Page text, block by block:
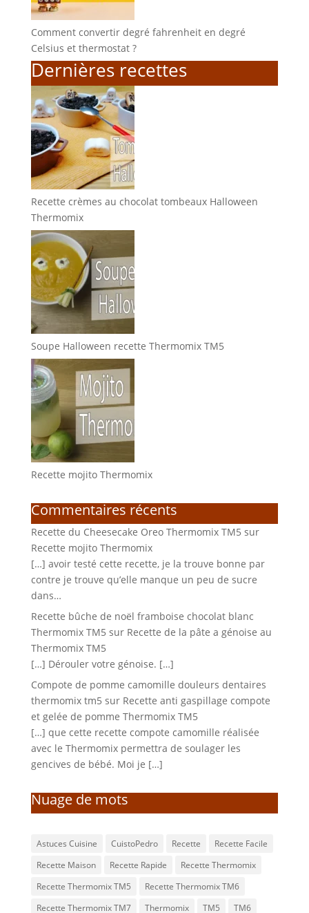
Comment convertir degré fahrenheit en degré
Celsius et thermostat ?
Dernières recettes
Recette crèmes au chocolat tombeaux Halloween
Thermomix
Soupe Halloween recette Thermomix TM5
Recette mojito Thermomix
Commentaires récents
Recette du Cheesecake Oreo Thermomix TM5 sur
Recette mojito Thermomix
[…] avoir testé cette recette, je la trouve bonne par
contre je trouve qu’elle manque un peu de sucre
dans…
Recette bûche de noël framboise chocolat blanc
Thermomix TM5 sur Recette de la pâte a génoise au
Thermomix TM5
[…] Dérouler votre génoise. […]
Compote de pomme camomille douleurs dentaires
thermomix tm5 sur Recette anti gaspillage compote
et gelée de pomme Thermomix TM5
[…] que cette recette compote camomille réalisée
avec le Thermomix permettra de soulager les
gencives de bébé. Moi je […]
Nuage de mots
Astuces Cuisine CuistoPedro Recette
Recette Facile
Recette Maison
Recette Rapide
Recette Thermomix
Recette Thermomix TM5
Recette Thermomix TM6
Recette Thermomix TM7
Thermomix TM5 TM6